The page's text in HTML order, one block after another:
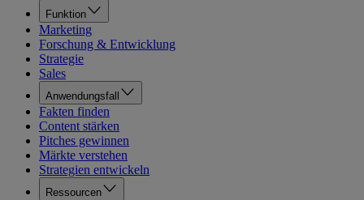
Funktion
Marketing
Forschung & Entwicklung
Strategie
Sales
Anwendungsfall
Fakten finden
Content stärken
Pitches gewinnen
Märkte verstehen
Strategien entwickeln
Ressourcen